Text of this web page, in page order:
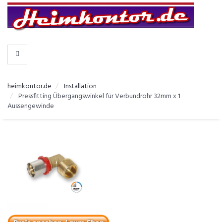
KATEGORIEN
heimkontor.de
Installation
Pressfitting Übergangswinkel für Verbundrohr 32mm x 1
Aussengewinde